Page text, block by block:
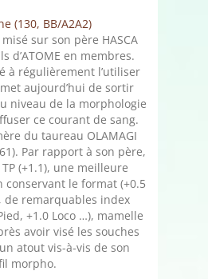
(130, BB/A2A2)
sur son père HASCA
d’ATOME en membres.
à régulièrement l’utiliser
aujourd’hui de sortir
niveau de la morphologie
ce courant de sang.
du taureau OLAMAGI
Par rapport à son père,
(+1.1), une meilleure
le format (+0.5
de remarquables index
+1.0 Loco …), mamelle
avoir visé les souches
atout vis-à-vis de son
morpho.